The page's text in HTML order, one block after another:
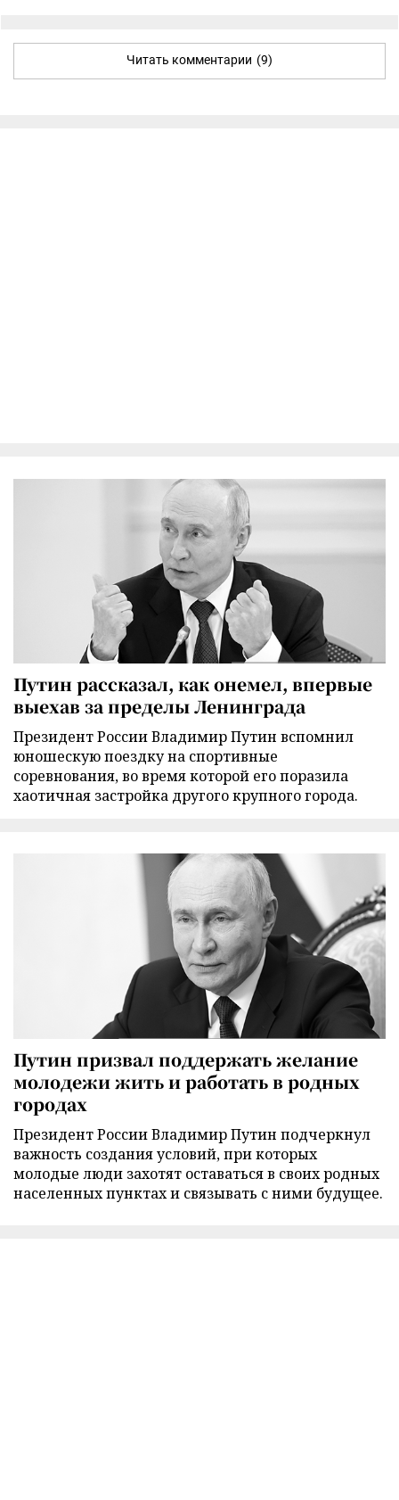
Читать комментарии (9)
Путин рассказал, как онемел, впервые
выехав за пределы Ленинграда
Президент России Владимир Путин вспомнил
юношескую поездку на спортивные
соревнования, во время которой его поразила
хаотичная застройка другого крупного города.
Путин призвал поддержать желание
молодежи жить и работать в родных
городах
Президент России Владимир Путин подчеркнул
важность создания условий, при которых
молодые люди захотят оставаться в своих родных
населенных пунктах и связывать с ними будущее.